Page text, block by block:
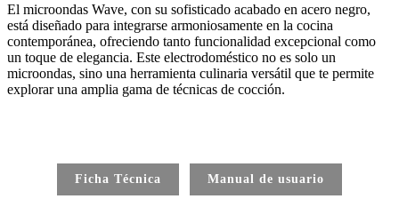
El microondas Wave, con su sofisticado acabado en acero negro,
está diseñado para integrarse armoniosamente en la cocina
contemporánea, ofreciendo tanto funcionalidad excepcional como
un toque de elegancia. Este electrodoméstico no es solo un
microondas, sino una herramienta culinaria versátil que te permite
explorar una amplia gama de técnicas de cocción.
Ficha Técnica Manual de usuario